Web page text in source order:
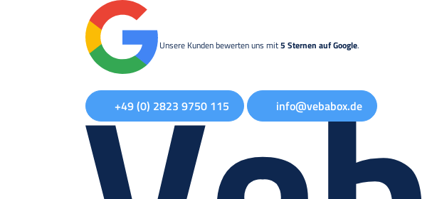
Unsere Kunden bewerten uns mit5 Sternen auf Google.
+49 (0) 2823 9750 115 info@vebabox.de